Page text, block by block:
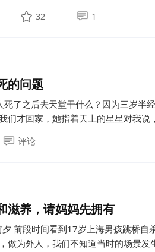
32 1
的问题
了之后去天堂干什么？因为三岁半
们才回家，她指着天上的星星对我
评论
滋养，请妈妈先拥有
前段时间看到17岁上海男孩跳桥自
做为外人，我们不知道当时的场景